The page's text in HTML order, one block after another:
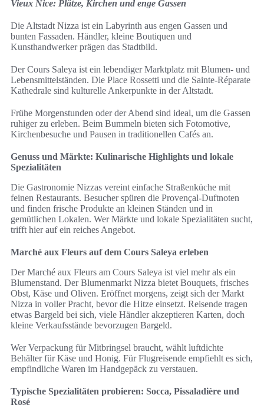
Vieux Nice: Plätze, Kirchen und enge Gassen
Die Altstadt Nizza ist ein Labyrinth aus engen Gassen und
bunten Fassaden. Händler, kleine Boutiquen und
Kunsthandwerker prägen das Stadtbild.
Der Cours Saleya ist ein lebendiger Marktplatz mit Blumen- und
Lebensmittelständen. Die Place Rossetti und die Sainte-Réparate
Kathedrale sind kulturelle Ankerpunkte in der Altstadt.
Frühe Morgenstunden oder der Abend sind ideal, um die Gassen
ruhiger zu erleben. Beim Bummeln bieten sich Fotomotive,
Kirchenbesuche und Pausen in traditionellen Cafés an.
Genuss und Märkte: Kulinarische Highlights und lokale
Spezialitäten
Die Gastronomie Nizzas vereint einfache Straßenküche mit
feinen Restaurants. Besucher spüren die Provençal-Duftnoten
und finden frische Produkte an kleinen Ständen und in
gemütlichen Lokalen. Wer Märkte und lokale Spezialitäten sucht,
trifft hier auf ein reiches Angebot.
Marché aux Fleurs auf dem Cours Saleya erleben
Der Marché aux Fleurs am Cours Saleya ist viel mehr als ein
Blumenstand. Der Blumenmarkt Nizza bietet Bouquets, frisches
Obst, Käse und Oliven. Eröffnet morgens, zeigt sich der Markt
Nizza in voller Pracht, bevor die Hitze einsetzt. Reisende tragen
etwas Bargeld bei sich, viele Händler akzeptieren Karten, doch
kleine Verkaufsstände bevorzugen Bargeld.
Wer Verpackung für Mitbringsel braucht, wählt luftdichte
Behälter für Käse und Honig. Für Flugreisende empfiehlt es sich,
empfindliche Waren im Handgepäck zu verstauen.
Typische Spezialitäten probieren: Socca, Pissaladière und
Rosé